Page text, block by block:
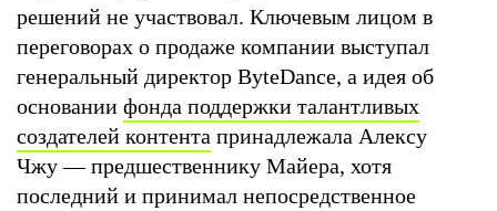
решений не участвовал. Ключевым лицом в
переговорах о продаже компании выступал
генеральный директор ByteDance, а идея об
основании фонда поддержки талантливых
создателей контента принадлежала Алексу
Чжу — предшественнику Майера, хотя
последний и принимал непосредственное